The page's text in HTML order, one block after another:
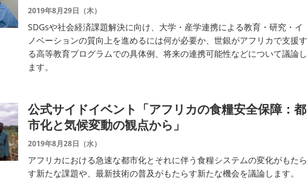
2019年8月29日（木）
SDGsや社会経済課題解決に向け、大学・産学連携による教育・研究・イ
ノベーションの質向上を進めるには何が必要か、世銀がアフリカで支援す
る高等教育プログラムでの具体例、将来の連携可能性などについて議論し
ます。
公式サイドイベント「アフリカの食糧安全保障：都
市化と気候変動の観点から」
2019年8月28日（水）
アフリカにおける急速な都市化とそれに伴う食糧システムの変化がもたら
す新たな課題や、最新技術の普及がもたらす新たな機会を議論します。